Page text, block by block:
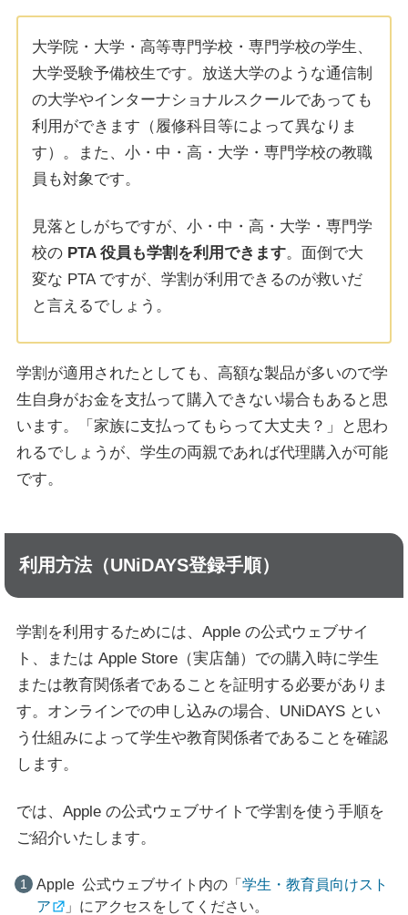
大学院・大学・高等専門学校・専門学校の学生、
大学受験予備校生です。放送大学のような通信制
の大学やインターナショナルスクールであっても
利用ができます（履修科目等によって異なりま
す）。また、小・中・高・大学・専門学校の教職
員も対象です。
見落としがちですが、小・中・高・大学・専門学
校の PTA 役員も学割を利用できます。面倒で大
変な PTA ですが、学割が利用できるのが救いだ
と言えるでしょう。
学割が適用されたとしても、高額な製品が多いので学
生自身がお金を支払って購入できない場合もあると思
います。「家族に支払ってもらって大丈夫？」と思わ
れるでしょうが、学生の両親であれば代理購入が可能
です。
利用方法（UNiDAYS登録手順）
学割を利用するためには、Apple の公式ウェブサイ
ト、または Apple Store（実店舗）での購入時に学生
または教育関係者であることを証明する必要がありま
す。オンラインでの申し込みの場合、UNiDAYS とい
う仕組みによって学生や教育関係者であることを確認
します。
では、Apple の公式ウェブサイトで学割を使う手順を
ご紹介いたします。
Apple 公式ウェブサイト内の「 学生・教育員向けスト
ア
」にアクセスをしてください。